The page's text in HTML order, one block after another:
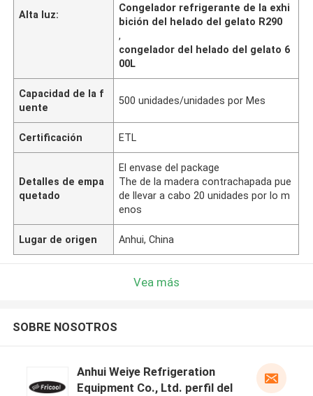
Alta luz:
Congelador refrigerante de la exhi
bición del helado del gelato R290
,
congelador del helado del gelato 6
00L
Capacidad de la f
uente
500 unidades/unidades por Mes
Certificación ETL
Detalles de empa
quetado
El envase del package
The de la madera contrachapada pue
de llevar a cabo 20 unidades por lo m
enos
Lugar de origen Anhui, China
Vea más
SOBRE NOSOTROS
Anhui Weiye Refrigeration
Equipment Co., Ltd. perfil del